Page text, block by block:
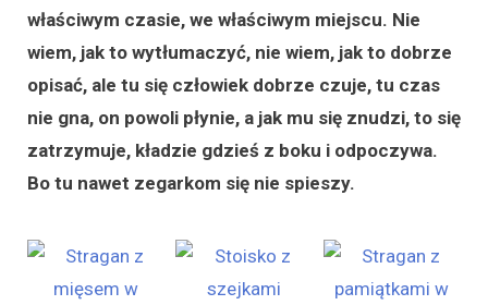
właściwym czasie, we właściwym miejscu. Nie
wiem, jak to wytłumaczyć, nie wiem, jak to dobrze
opisać, ale tu się człowiek dobrze czuje, tu czas
nie gna, on powoli płynie, a jak mu się znudzi, to się
zatrzymuje, kładzie gdzieś z boku i odpoczywa.
Bo tu nawet zegarkom się nie spieszy.